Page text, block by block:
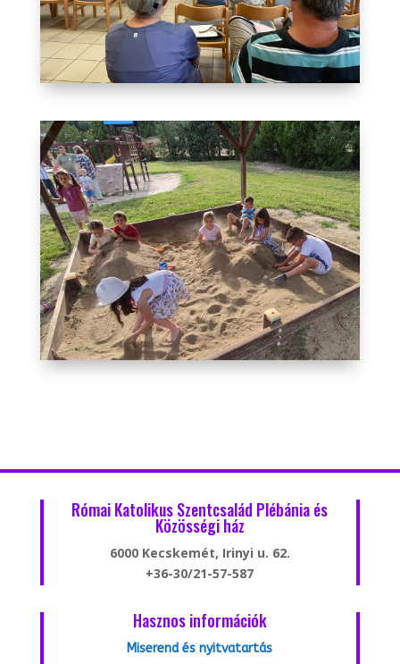
Római Katolikus Szentcsalád Plébánia és
Közösségi ház
6000 Kecskemét, Irinyi u. 62.
+36-30/21-57-587
Hasznos információk
Miserend és nyitvatartás